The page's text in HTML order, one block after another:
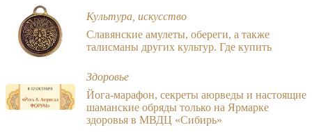
Культура, искусство
Славянские амулеты, обереги, а также
талисманы других культур. Где купить
Здоровье
Йога-марафон, секреты аюрведы и настоящие
шаманские обряды только на Ярмарке
здоровья в МВДЦ «Сибирь»